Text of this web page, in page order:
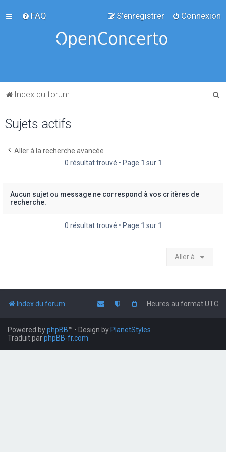
FAQ Connexion
S’enregistrer
Index du forum
Sujets actifs
Aller à la recherche avancée
0 résultat trouvé • Page 1 sur 1
Aucun sujet ou message ne correspond à vos critères de
recherche.
0 résultat trouvé • Page 1 sur 1
Aller à
Index du forum Heures au formatUTC
Powered byphpBB™ • Design by PlanetStyles
Traduit parphpBB-fr.com